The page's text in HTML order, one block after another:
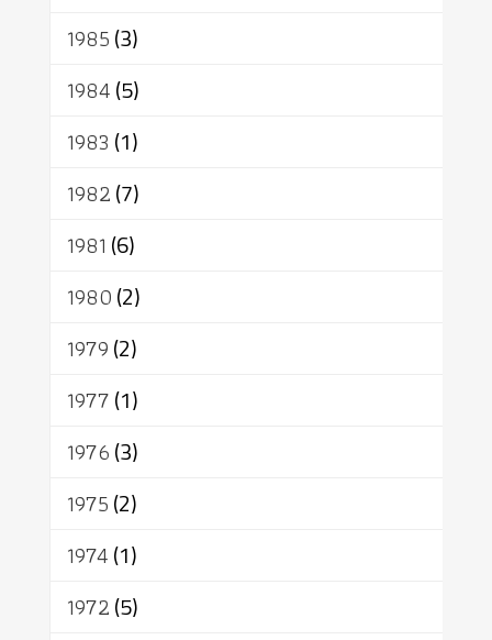
1985(3)
1984(5)
1983 (1)
1982(7)
1981 (6)
1980(2)
1979(2)
1977(1)
1976(3)
1975(2)
1974(1)
1972(5)